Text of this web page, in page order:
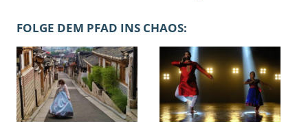
FOLGE DEM PFAD INS CHAOS: